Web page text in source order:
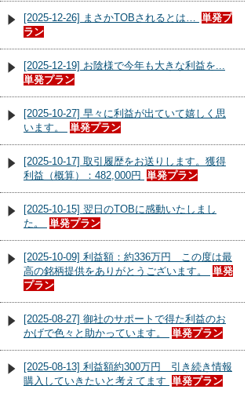
[2025-12-26] まさかTOBされるとは… 単発プ
ラン
[2025-12-19] お陰様で今年も大きな利益を...
単発プラン
[2025-10-27] 早々に利益が出ていて嬉しく思
います。
単発プラン
[2025-10-17] 取引履歴をお送りします。獲得
利益（概算）：482,000円 単発プラン
[2025-10-15] 翌日のTOBに感動いたしまし
た。
単発プラン
[2025-10-09] 利益額：約336万円 この度は最
高の銘柄提供をありがとうございます。
単発
プラン
[2025-08-27] 御社のサポートで得た利益のお
かげで色々と助かっています。
単発プラン
[2025-08-13] 利益額約300万円 引き続き情報
購入していきたいと考えてます 単発プラン